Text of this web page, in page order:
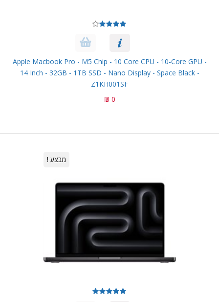
Apple Macbook Pro - M5 Chip - 10 Core CPU - 10‑core GPU -
14 Inch - 32GB - 1TB SSD - Nano Display - Space Black -
Z1KH001SF
0 ₪
מבצע !